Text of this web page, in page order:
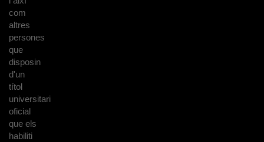
com
altres
persones
que
disposin
d'un
títol
universitari
oficial
que els
habiliti